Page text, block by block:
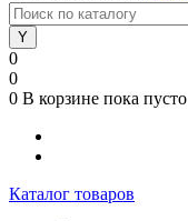
0
0
0 В корзине пока пусто
Каталог товаров